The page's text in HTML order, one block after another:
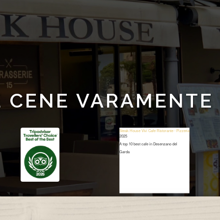
CENE VARAMENTE
Steak House Vivi Cafe Ristorante - Pizzeria
2025
A top 10 best cafe in Desenzano del
Garda